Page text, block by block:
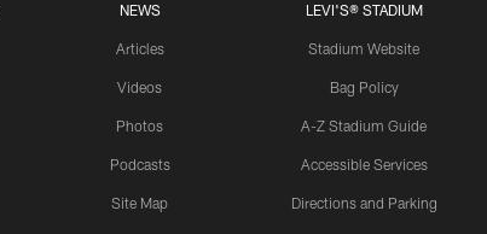
NEWS
Articles
Videos
Photos
Podcasts
Site Map
LEVI'S® STADIUM
Stadium Website
Bag Policy
A-Z Stadium Guide
Accessible Services
Directions and Parking